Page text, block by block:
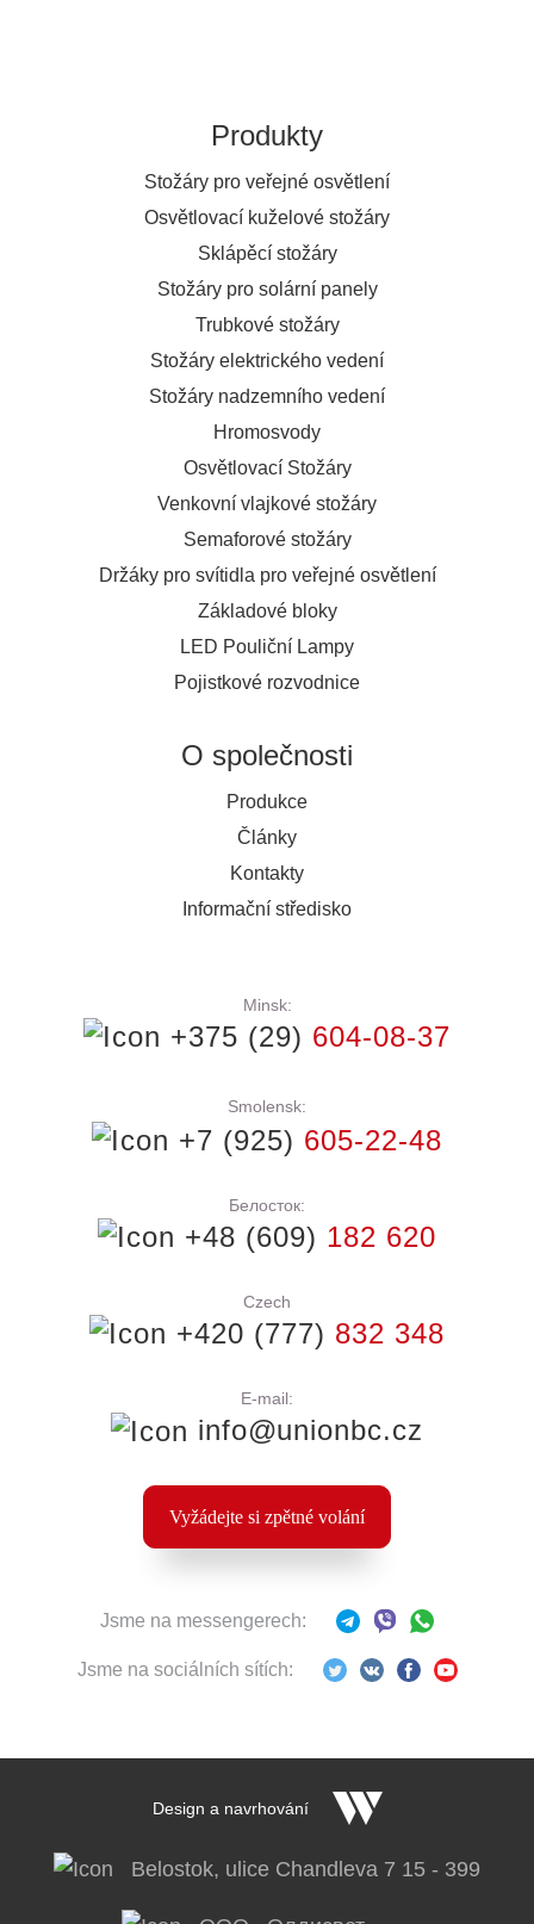
Produkty
Stožáry pro veřejné osvětlení
Osvětlovací kuželové stožáry
Sklápěcí stožáry
Stožáry pro solární panely
Trubkové stožáry
Stožáry elektrického vedení
Stožáry nadzemního vedení
Hromosvody
Osvětlovací Stožáry
Venkovní vlajkové stožáry
Semaforové stožáry
Držáky pro svítidla pro veřejné osvětlení
Základové bloky
LED Pouliční Lampy
Pojistkové rozvodnice
O společnosti
Produkce
Články
Kontakty
Informační středisko
Minsk:
+375 (29) 604-08-37
Smolensk:
+7 (925) 605-22-48
Белосток:
+48 (609) 182 620
Czech
+420 (777) 832 348
E-mail:
info@unionbc.cz
Vyžádejte si zpětné volání
Jsme na messengerech:
Jsme na sociálních sítích:
Belostok, ulice Chandleva 7 15 - 399
Design a navrhování